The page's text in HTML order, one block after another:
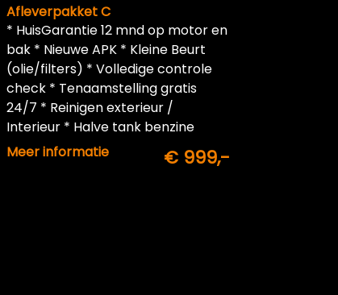
Afleverpakket C
* HuisGarantie 12 mnd op motor en
bak * Nieuwe APK * Kleine Beurt
(olie/filters) * Volledige controle
check * Tenaamstelling gratis
24/7 * Reinigen exterieur /
Interieur * Halve tank benzine
inbegrepen
Meer informatie € 999,-